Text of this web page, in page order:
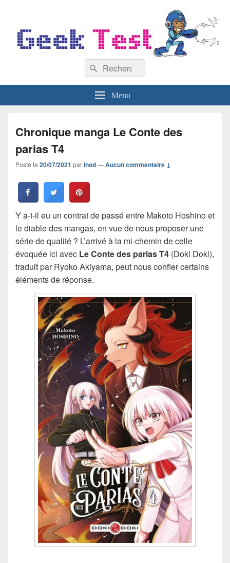
Recherche :
Rechercher
Menu
Chronique manga Le Conte des
parias T4
Posté le 20/07/2021 parInod—Aucun commentaire ↓
Y a-t-il eu un contrat de passé entre Makoto Hoshino et
le diable des mangas, en vue de nous proposer une
série de qualité ? L’arrivé à la mi-chemin de celle
évoquée ici avec Le Conte des parias T4 (Doki Doki),
traduit par Ryoko Akiyama, peut nous confier certains
éléments de réponse.